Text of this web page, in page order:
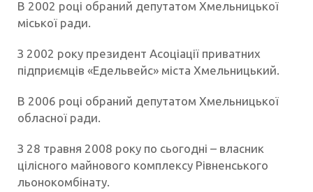
В 2002 році обраний депутатом Хмельницької
міської ради.
З 2002 року президент Асоціації приватних
підприємців «Едельвейс» міста Хмельницький.
В 2006 році обраний депутатом Хмельницької
обласної ради.
З 28 травня 2008 року по сьогодні – власник
цілісного майнового комплексу Рівненського
льонокомбінату.